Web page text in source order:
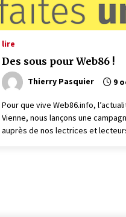
lire
Des sous pour Web86 !
Thierry Pasquier 9
Pour que vive Web86.info,
Vienne, nous lançons une
auprès de nos lectrices et